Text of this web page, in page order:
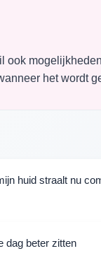
ook
het wordt
huid straalt nu
dag beter zitten